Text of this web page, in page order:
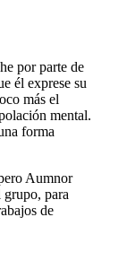
por parte de
él exprese su
más el
mental.
forma
Aumnor
grupo, para
de